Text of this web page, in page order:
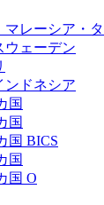
マレーシア・
ウェーデン
ンドネシア
国
国
国 BICS
国
国 O